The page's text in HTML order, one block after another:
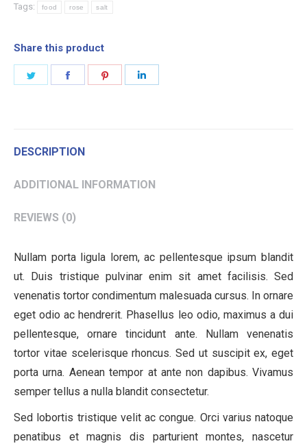
Tags: food rose salt
Share this product
DESCRIPTION
ADDITIONAL INFORMATION
REVIEWS (0)
Nullam porta ligula lorem, ac pellentesque ipsum blandit
ut. Duis tristique pulvinar enim sit amet facilisis. Sed
venenatis tortor condimentum malesuada cursus. In ornare
eget odio ac hendrerit. Phasellus leo odio, maximus a dui
pellentesque, ornare tincidunt ante. Nullam venenatis
tortor vitae scelerisque rhoncus. Sed ut suscipit ex, eget
porta urna. Aenean tempor at ante non dapibus. Vivamus
semper tellus a nulla blandit consectetur.
Sed lobortis tristique velit ac congue. Orci varius natoque
penatibus et magnis dis parturient montes, nascetur